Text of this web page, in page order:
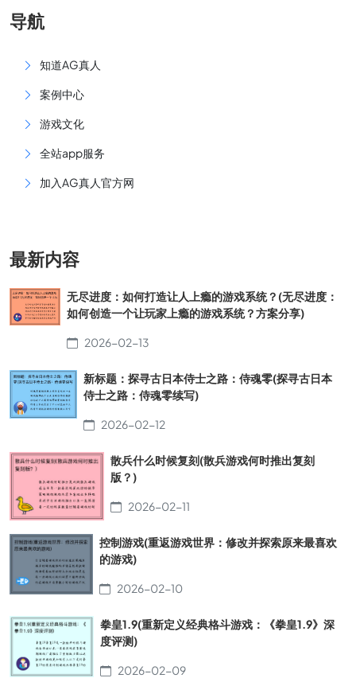
导航
知道AG真人
案例中心
游戏文化
全站app服务
加入AG真人官方网
最新内容
无尽进度：如何打造让人上瘾的游戏系统？(无尽进度：
如何创造一个让玩家上瘾的游戏系统？方案分享)
2026-02-13
新标题：探寻古日本侍士之路：侍魂零(探寻古日本
侍士之路：侍魂零续写)
2026-02-12
散兵什么时候复刻(散兵游戏何时推出复刻
版？)
2026-02-11
控制游戏(重返游戏世界：修改并探索原来最喜欢
的游戏)
2026-02-10
拳皇1.9(重新定义经典格斗游戏：《拳皇1.9》深
度评测)
2026-02-09